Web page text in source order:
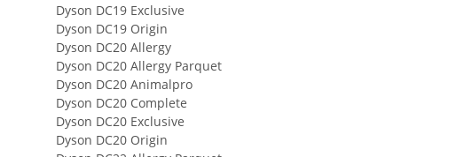
Dyson DC19 Exclusive
Dyson DC19 Origin
Dyson DC20 Allergy
Dyson DC20 Allergy Parquet
Dyson DC20 Animalpro
Dyson DC20 Complete
Dyson DC20 Exclusive
Dyson DC20 Origin